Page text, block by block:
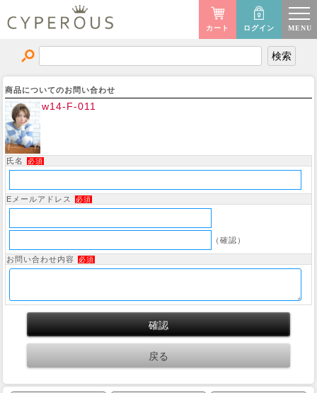
MENU
ログイン
カート
商品についてのお問い合わせ
w14-F-011
氏名 必須
Eメールアドレス 必須
（確認）
お問い合わせ内容 必須